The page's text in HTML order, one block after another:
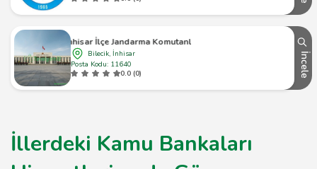
İnhisar İlçe Jandarma Komutanlığı
Bilecik, İnhisar
Posta Kodu: 11640
0.0 (0)
İncele
İllerdeki Kamu Bankaları